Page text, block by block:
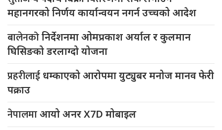
महानगरको निर्णय कार्यान्वयन नगर्न उच्चको आदेश
बालेनकोनिर्देशनमा ओमप्रकाश अर्याल र कुलमान
घिसिङको डरलाग्दो योजना
प्रहरीलाई धम्काएको आरोपमा युट्युबर मनोज मानव फेरी
पक्राउ
नेपालमाआयो अनर X7D मोबाइल